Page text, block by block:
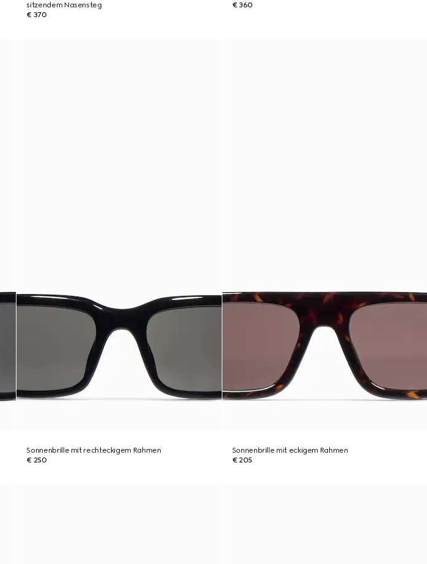
sitzendem Nasensteg
€ 370
€ 360
Sonnenbrille mit rechteckigem Rahmen
€ 250
Sonnenbrille mit eckigem Rahmen
€ 205